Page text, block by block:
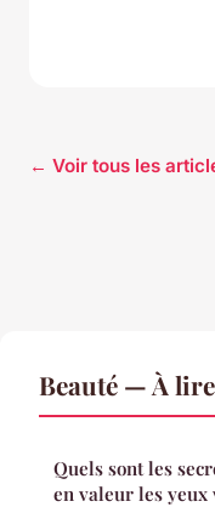
← Voir tous les
Beauté — À
Quels sont les
en valeur les yeux